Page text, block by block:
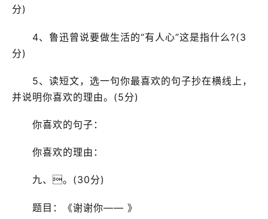
分)
4、鲁迅曾说要做生活的“有人心”这是指什么?(3
分)
5、读短文，选一句你最喜欢的句子抄在横线上，
并说明你喜欢的理由。(5分)
你喜欢的句子：
你喜欢的理由：
九、。(30分)
题目：《谢谢你—— 》